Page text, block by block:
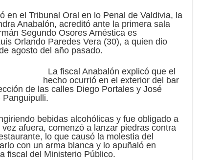
en el Tribunal Oral en lo Penal de Valdivia, la
Anabalón, acreditó ante la primera sala
Segundo Osores Améstica es
Orlando Paredes Vera (30), a quien dio
agosto del año pasado.
La fiscal Anabalón explicó que el
hecho ocurrió en el exterior del bar
de las calles Diego Portales y José
Panguipulli.
bebidas alcohólicas y fue obligado a
afuera, comenzó a lanzar piedras contra
lo que causó la molestia del
con un arma blanca y lo apuñaló en
fiscal del Ministerio Público.